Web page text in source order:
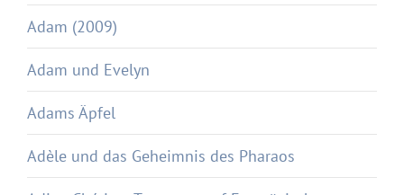
Adam (2009)
Adam und Evelyn
Adams Äpfel
Adèle und das Geheimnis des Pharaos